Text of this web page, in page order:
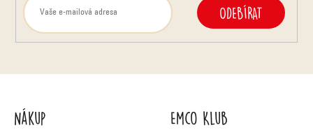
ODEBÍRAT
Nákup Emco Klub